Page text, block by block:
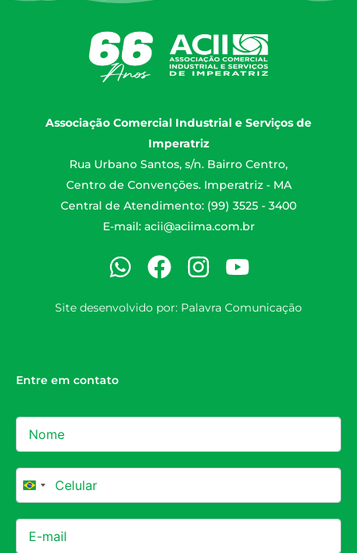
Associação Comercial Industrial e Serviços de
Imperatriz
Rua Urbano Santos, s/n. Bairro Centro,
Centro de Convenções. Imperatriz - MA
Central de Atendimento: (99) 3525 - 3400
E-mail: acii@aciima.com.br
Site desenvolvido por: Palavra Comunicação
Entre em contato
Brazil +55